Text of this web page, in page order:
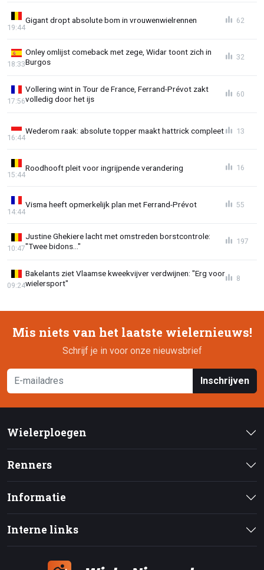
Gigant dropt absolute bom in vrouwenwielrennen
19:44
62
Onley omlijst comeback met zege, Widar toont zich in
Burgos
18:33
32
Vollering wint in Tour de France, Ferrand-Prévot zakt
volledig door het ijs
17:56
60
Wederom raak: absolute topper maakt hattrick compleet
16:44
13
Roodhooft pleit voor ingrijpende verandering
15:44
16
Visma heeft opmerkelijk plan met Ferrand-Prévot
14:44
55
Justine Ghekiere lacht met omstreden borstcontrole:
"Twee bidons..."
10:47
197
Bakelants ziet Vlaamse kweekvijver verdwijnen: "Erg voor
wielersport"
09:24
8
Mis niets van het laatste wielernieuws!
Schrijf je in voor onze nieuwsbrief
Inschrijven
Wielerploegen
Renners
Informatie
Interne links